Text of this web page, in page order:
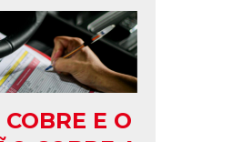
E O